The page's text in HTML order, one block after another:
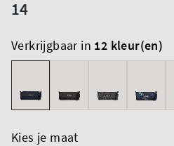
14
Verkrijgbaar in 12 kleur(en)
Kies je maat